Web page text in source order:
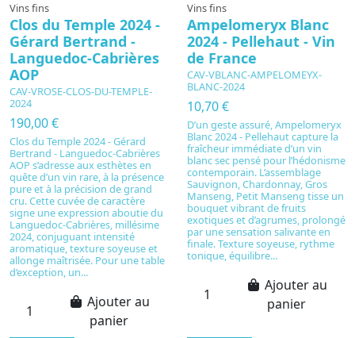
Vins fins
Clos du Temple 2024 -
Gérard Bertrand -
Languedoc-Cabrières
AOP
CAV-VROSE-CLOS-DU-TEMPLE-
2024
190,00 €
Clos du Temple 2024 - Gérard
Bertrand - Languedoc-Cabrières
AOP s’adresse aux esthètes en
quête d’un vin rare, à la présence
pure et à la précision de grand
cru. Cette cuvée de caractère
signe une expression aboutie du
Languedoc-Cabrières, millésime
2024, conjuguant intensité
aromatique, texture soyeuse et
allonge maîtrisée. Pour une table
d’exception, un...
Ajouter au
panier
Vins fins
Ampelomeryx Blanc
2024 - Pellehaut - Vin
de France
CAV-VBLANC-AMPELOMEYX-
BLANC-2024
10,70 €
D’un geste assuré, Ampelomeryx
Blanc 2024 - Pellehaut capture la
fraîcheur immédiate d’un vin
blanc sec pensé pour l’hédonisme
contemporain. L’assemblage
Sauvignon, Chardonnay, Gros
Manseng, Petit Manseng tisse un
bouquet vibrant de fruits
exotiques et d’agrumes, prolongé
par une sensation salivante en
finale. Texture soyeuse, rythme
tonique, équilibre...
Ajouter au
panier